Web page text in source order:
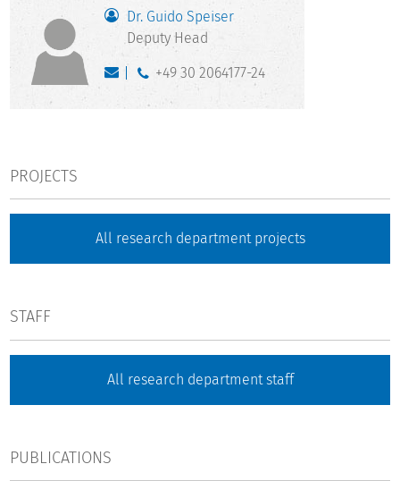
Dr. Guido Speiser
Deputy Head
+49 30 2064177-24
PROJECTS
All research department projects
STAFF
All research department staff
PUBLICATIONS